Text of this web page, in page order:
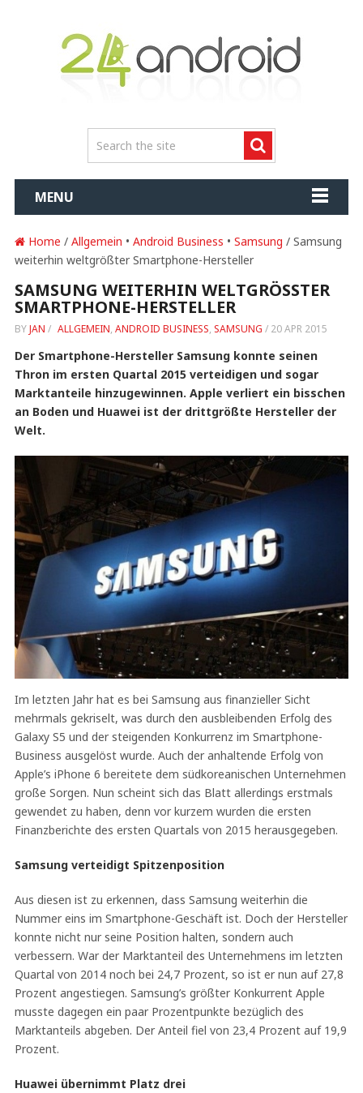
MENU
Home / Allgemein • Android Business • Samsung / Samsung
weiterhin weltgrößter Smartphone-Hersteller
SAMSUNG WEITERHIN WELTGRÖSSTER S
MARTPHONE-HERSTELLER
BYJAN / ALLGEMEIN, ANDROID BUSINESS, SAMSUNG / 20 APR 2015
Der Smartphone-Hersteller Samsung konnte seinen
Thron im ersten Quartal 2015 verteidigen und sogar
Marktanteile hinzugewinnen. Apple verliert ein bisschen
an Boden und Huawei ist der drittgrößte Hersteller der
Welt.
Im letzten Jahr hat es bei Samsung aus finanzieller Sicht
mehrmals gekriselt, was durch den ausbleibenden Erfolg des
Galaxy S5 und der steigenden Konkurrenz im Smartphone-
Business ausgelöst wurde. Auch der anhaltende Erfolg von
Apple’s iPhone 6 bereitete dem südkoreanischen Unternehmen
große Sorgen. Nun scheint sich das Blatt allerdings erstmals
gewendet zu haben, denn vor kurzem wurden die ersten
Finanzberichte des ersten Quartals von 2015 herausgegeben.
Samsung verteidigt Spitzenposition
Aus diesen ist zu erkennen, dass Samsung weiterhin die
Nummer eins im Smartphone-Geschäft ist. Doch der Hersteller
konnte nicht nur seine Position halten, sondern auch
verbessern. War der Marktanteil des Unternehmens im letzten
Quartal von 2014 noch bei 24,7 Prozent, so ist er nun auf 27,8
Prozent angestiegen. Samsung’s größter Konkurrent Apple
musste dagegen ein paar Prozentpunkte bezüglich des
Marktanteils abgeben. Der Anteil fiel von 23,4 Prozent auf 19,9
Prozent.
Huawei übernimmt Platz drei